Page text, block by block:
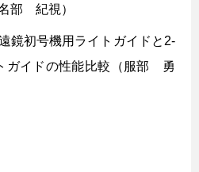
部 紀視）
鏡初号機用ライトガイドと2-
ガイドの性能比較（服部 勇